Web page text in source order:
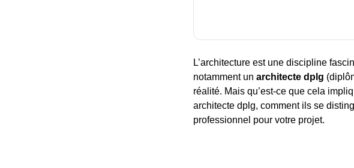
L’architecture est une discipline
notamment un architecte dplg
réalité. Mais qu’est-ce que cela
architecte dplg, comment ils se
professionnel pour votre projet.